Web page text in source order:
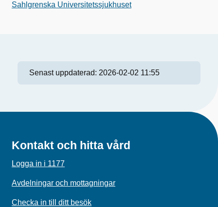
Sahlgrenska Universitetssjukhuset
Senast uppdaterad: 2026-02-02 11:55
Kontakt och hitta vård
Logga in i 1177
Avdelningar och mottagningar
Checka in till ditt besök